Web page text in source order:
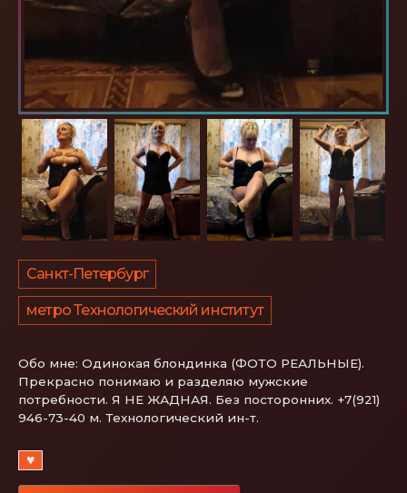
Санкт-Петербург
метро Технологический институт
Обо мне: Одинокая блондинка (ФОТО РЕАЛЬНЫЕ).
Прекрасно понимаю и разделяю мужские
потребности. Я НЕ ЖАДНАЯ. Без посторонних. +7(921)
946-73-40 м. Технологический ин-т.
♥